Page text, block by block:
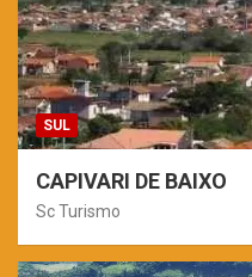
SUL
CAPIVARI DE BAIXO
Sc Turismo